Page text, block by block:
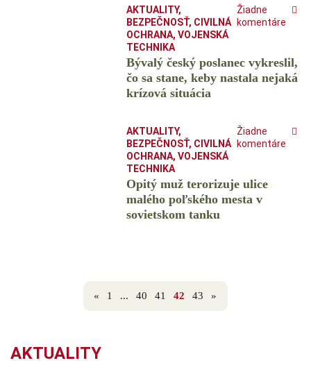
AKTUALITY,
BEZPEČNOSŤ, CIVILNÁ
OCHRANA, VOJENSKÁ
TECHNIKA
Žiadne
komentáre
Bývalý český poslanec vykreslil,
čo sa stane, keby nastala nejaká
krízová situácia
AKTUALITY,
BEZPEČNOSŤ, CIVILNÁ
OCHRANA, VOJENSKÁ
TECHNIKA
Žiadne
komentáre
Opitý muž terorizuje ulice
malého poľského mesta v
sovietskom tanku
« 1 ... 40 41 42 43 »
AKTUALITY